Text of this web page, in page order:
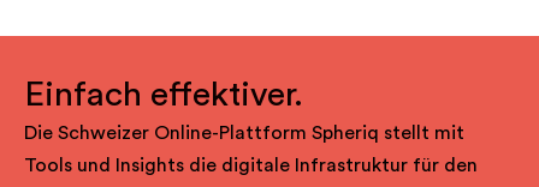
Einfach effektiver.
Die Schweizer Online-Plattform Spheriq stellt mit
Tools und Insights die digitale Infrastruktur für den